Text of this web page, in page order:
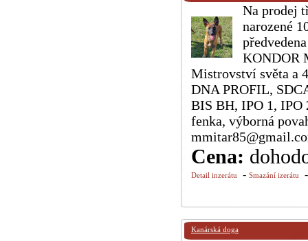
Na prodej
narozené
KONDOR
Mistrovství světa a
DNA PROFIL,
BIS BH, IPO 1, IPO
fenka, výborná
Cena:
Detail inzerátu - Smazání izerátu
Kanárská doga